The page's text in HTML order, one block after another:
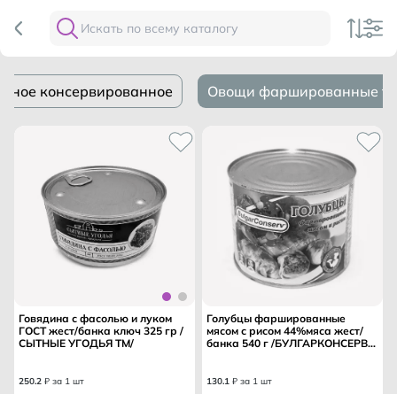
консервированное Овощи фаршированные
Говядина с фасолью и луком
ГОСТ жест/банка ключ 325 гр /
СЫТНЫЕ УГОДЬЯ ТМ/
250.2 ₽ за 1 шт
Голубцы фаршированные
мясом с рисом 44%мяса жест/
банка 540 г /БУЛГАРКОНСЕРВ
130.1 ₽ за 1 шт